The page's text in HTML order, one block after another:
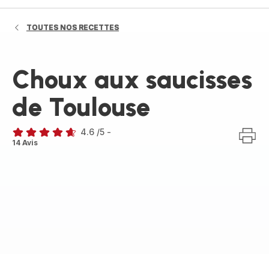
TOUTES NOS RECETTES
Choux aux saucisses
de Toulouse
ratings.4.6
4.6 /5 -
14 Avis